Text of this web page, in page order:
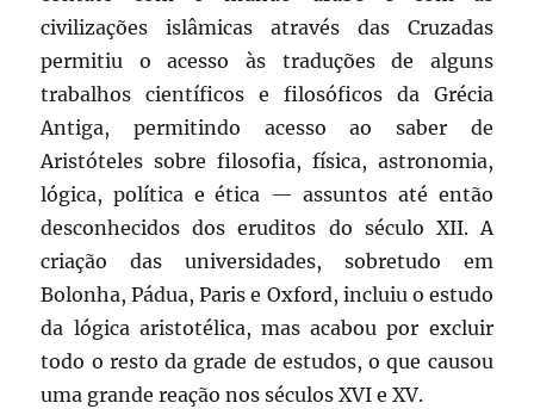
civilizações islâmicas através das Cruzadas
permitiu o acesso às traduções de alguns
trabalhos científicos e filosóficos da Grécia
Antiga, permitindo acesso ao saber de
Aristóteles sobre filosofia, física, astronomia,
lógica, política e ética — assuntos até então
desconhecidos dos eruditos do século XII. A
criação das universidades, sobretudo em
Bolonha, Pádua, Paris e Oxford, incluiu o estudo
da lógica aristotélica, mas acabou por excluir
todo o resto da grade de estudos, o que causou
uma grande reação nos séculos XVI e XV.